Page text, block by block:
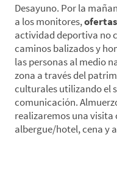
Desayuno. Por la
a los monitores,
actividad deportiva no
caminos balizados y
las personas al medio
zona a través del
culturales utilizando el
comunicación.
realizaremos una visita
albergue/hotel, cena y